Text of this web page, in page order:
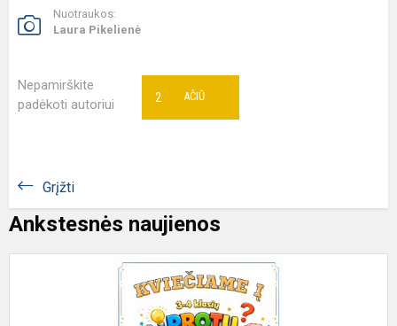
Nuotraukos:
Laura Pikelienė
Nepamirškite
padėkoti autoriui
AČIŪ
2
Grįžti
Ankstesnės naujienos